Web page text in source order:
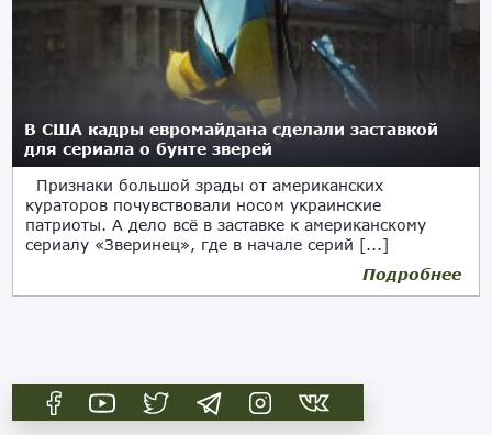
В США кадры евромайдана сделали заставкой
для сериала о бунте зверей
Признаки большой зрады от американских
кураторов почувствовали носом украинские
патриоты. А дело всё в заставке к американскому
сериалу «Зверинец», где в начале серий [...]
Подробнее